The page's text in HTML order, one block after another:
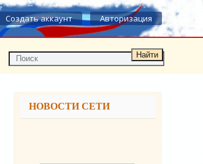
Создать аккаунт Авторизация
Найти
НОВОСТИ СЕТИ